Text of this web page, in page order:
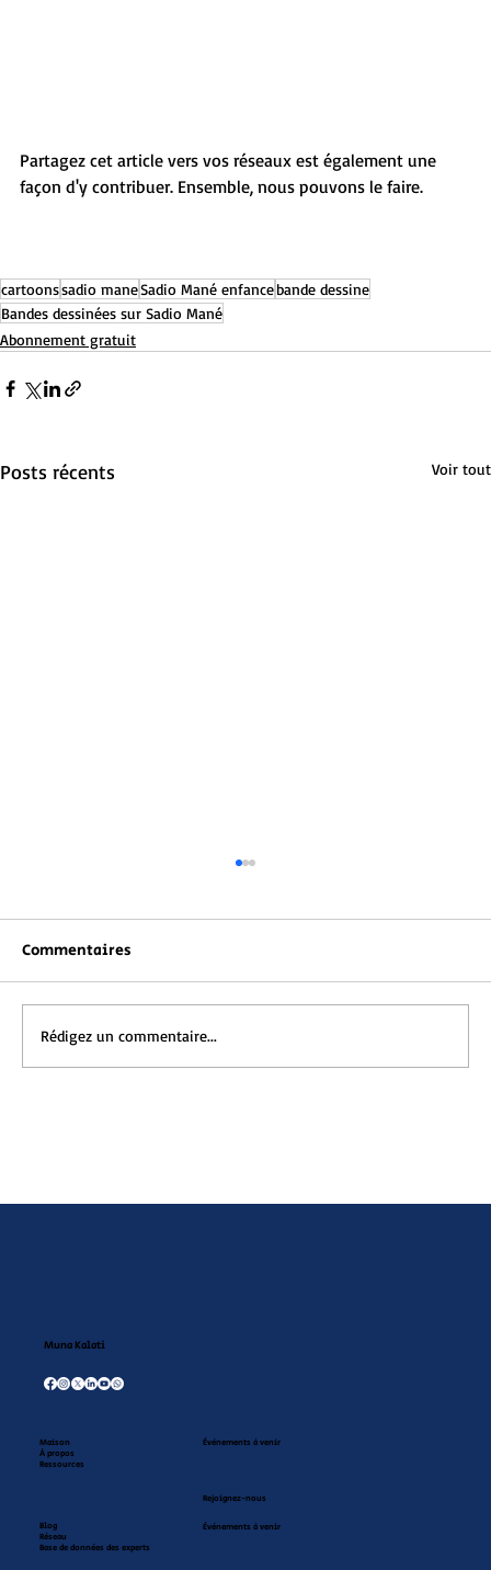
Partagez cet article vers vos réseaux est également une
façon d'y contribuer. Ensemble, nous pouvons le faire.
cartoonssadio maneSadio Mané enfancebande dessine
Bandes dessinées sur Sadio Mané
Abonnement gratuit
Posts récents Voir tout
Commentaires
Rédigez un commentaire...
Muna Kalati
Maison
À propos
Ressources
Blog
Réseau
Base de données des experts
Rejoignez-nous
Événements à venir
Événements à venir